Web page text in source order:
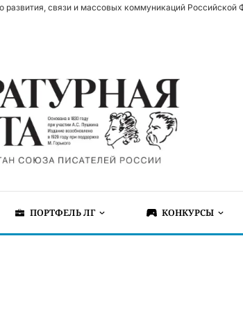
связи и массовых коммуникаций Российской
ПОРТФЕЛЬ ЛГ КОНКУРСЫ